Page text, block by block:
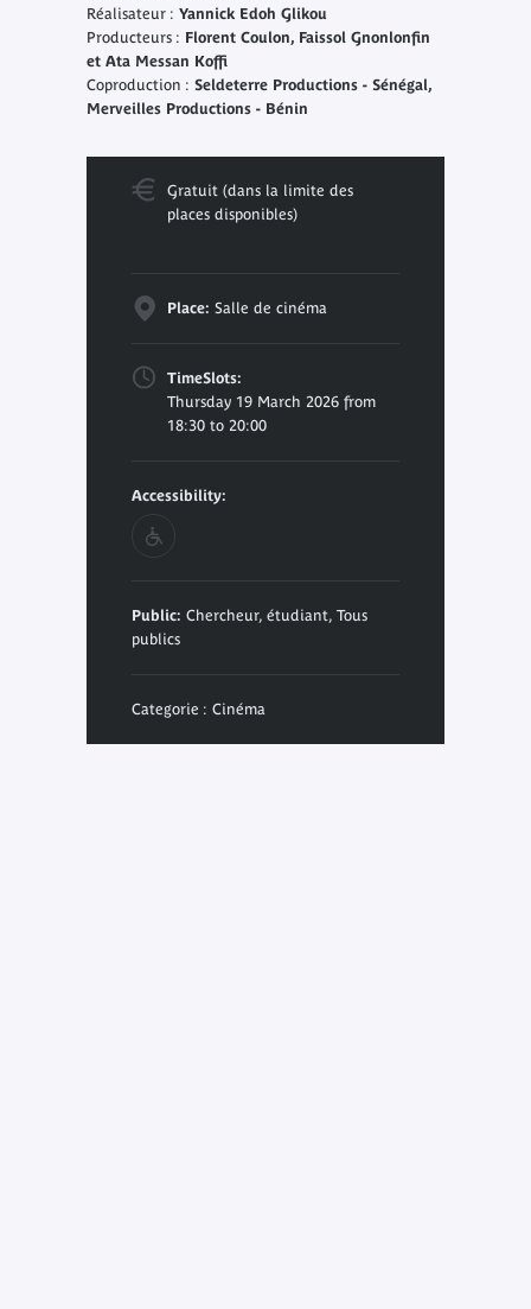
Réalisateur : Yannick Edoh Glikou
Producteurs : Florent Coulon, Faissol Gnonlonfin
et Ata Messan Koffi
Coproduction : Seldeterre Productions - Sénégal,
Merveilles Productions - Bénin
Gratuit (dans la limite des
places disponibles)
Place: Salle de cinéma
TimeSlots:
Thursday 19 March 2026 from
18:30 to 20:00
Accessibility:
Public: Chercheur, étudiant, Tous
publics
Categorie : Cinéma